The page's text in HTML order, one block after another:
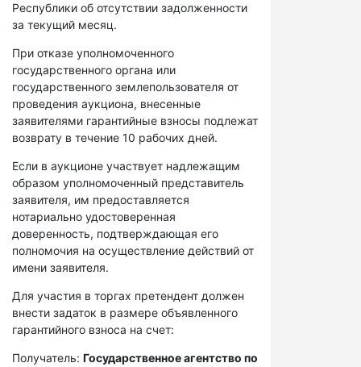
Республики об отсутствии задолженности
за текущий месяц.
При отказе уполномоченного
государственного органа или
государственного землепользователя от
проведения аукциона, внесенные
заявителями гарантийные взносы подлежат
возврату в течение 10 рабочих дней.
Если в аукционе участвует надлежащим
образом уполномоченный представитель
заявителя, им предоставляется
нотариально удостоверенная
доверенность, подтверждающая его
полномочия на осуществление действий от
имени заявителя.
Для участия в торгах претендент должен
внести задаток в размере объявленного
гарантийного взноса на счет:
Получатель: Государственное агентство по